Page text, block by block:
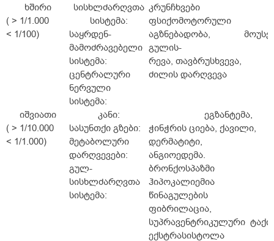
ხშირი
( > 1/1.000
< 1/100)
სისხლძარღვთა
სისტემა:
საყრდენ-
მამოძრავებელი
სისტემა:
ცენტრალური
ნერვული
სისტემა:
კრუნჩხვები
ფსიქომოტორული
აგზნებადობა,
გულის-
რევა, თავბრუსხვევა,
ძილის დარღვევა
იშვიათი
( > 1/10.000
< 1/1.000)
კანი:
სასუნთქი გზები:
მეტაბოლური
დარღვევები:
გულ-
სისხლძარღვთა
სისტემა:
ეგზანტემა,
ჭინჭრის ციება, ქავილი,
დერმატიტი,
ანგიოედემა.
ბრონქოსპაზმი
ჰიპოკალიემია
წინაგულების
ფიბრილაცია,
სუპრავენტრიკულური
ექსტრასისტოლა